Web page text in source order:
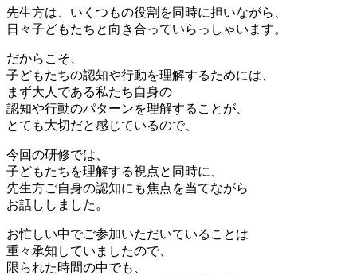
先生方は、いくつもの役割を同時に担いながら、
日々子どもたちと向き合っていらっしゃいます。
だからこそ、
子どもたちの認知や行動を理解するためには、
まず大人である私たち自身の
認知や行動のパターンを理解することが、
とても大切だと感じているので、
今回の研修では、
子どもたちを理解する視点と同時に、
先生方ご自身の認知にも焦点を当てながら
お話ししました。
お忙しい中でご参加いただいていることは
重々承知していましたので、
限られた時間の中でも、